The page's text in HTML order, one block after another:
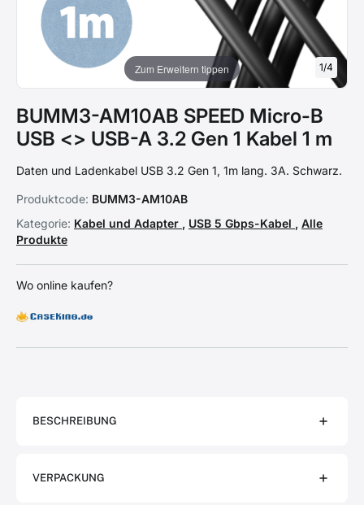
Zum Erweitern tippen 1/4
BUMM3-AM10AB SPEED Micro-B
USB <> USB-A 3.2 Gen 1 Kabel 1 m
Daten und Ladenkabel USB 3.2 Gen 1, 1m lang. 3A. Schwarz.
Produktcode: BUMM3-AM10AB
Kategorie: Kabel und Adapter , USB 5 Gbps-Kabel , Alle
Produkte
Wo online kaufen?
BESCHREIBUNG
VERPACKUNG